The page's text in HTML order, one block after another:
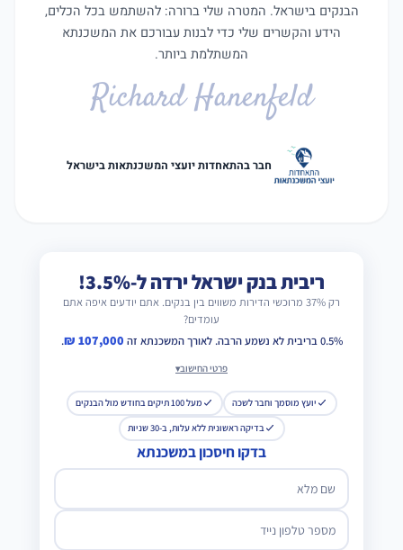
הבנקים בישראל. המטרה שלי ברורה: להשתמש בכל הכלים,
הידע והקשרים שלי כדי לבנות עבורכם את המשכנתא
המשתלמת ביותר.
Richard Hanenfeld
חבר בהתאחדות יועצי המשכנתאות בישראל
ריבית בנק ישראל ירדה ל-3.5%!
רק 37% מרוכשי הדירות משווים בין בנקים. אתם יודעים איפה אתם
עומדים?
0.5% בריבית לא נשמע הרבה. לאורך המשכנתא זה
107,000 ₪
.
פרטי החישוב
יועץ מוסמך וחבר לשכה
מעל 100 תיקים בחודש מול הבנקים
בדיקה ראשונית ללא עלות, ב-30 שניות
בדקו חיסכון במשכנתא
שם מלא
מספר טלפון נייד